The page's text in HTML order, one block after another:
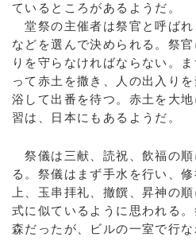
ているところがあるようだ。
堂祭の主催者は祭官と呼ばれ
などを選んで決められる。祭
りを守らなければならない。
って赤土を撒き、人の出入り
浴して出番を待つ。赤土を大
習は、日本にもあるようだ。
祭儀は三献、読祝、飲福の順
る。祭儀はまず手水を行い、
上、玉串拝礼、撤饌、昇神の
式に似ているように思われる
森だったが、ビルの一室で行